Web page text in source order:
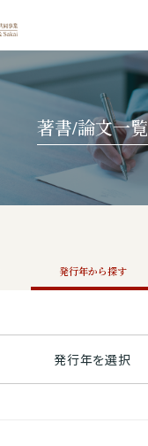
著書/論文一覧
発行年から探す
発行年を選択